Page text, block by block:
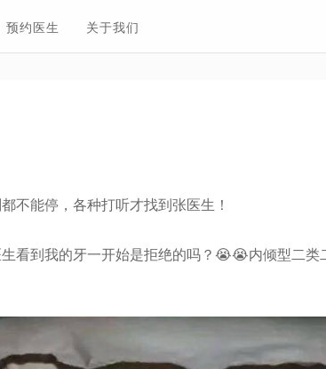
预约医生 关于我们
不能停，各种打听才找到张医生！
看到我的牙一开始是拒绝的吗？😭😭内倾型二类